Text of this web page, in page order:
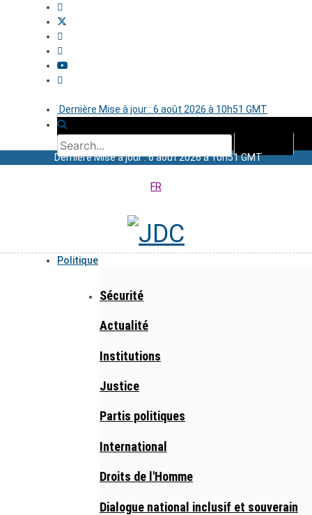
Dernière Mise à jour : 6 août 2026 à 10h51 GMT
Dernière Mise à jour : 6 août 2026 à 10h51 GMT
FR
Politique
Sécurité
Actualité
Institutions
Justice
Partis politiques
International
Droits de l'Homme
Dialogue national inclusif et souverain